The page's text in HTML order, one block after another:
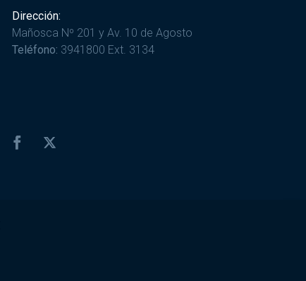
Dirección:
Mañosca Nº 201 y Av. 10 de Agosto
Teléfono: 3941800 Ext. 3134